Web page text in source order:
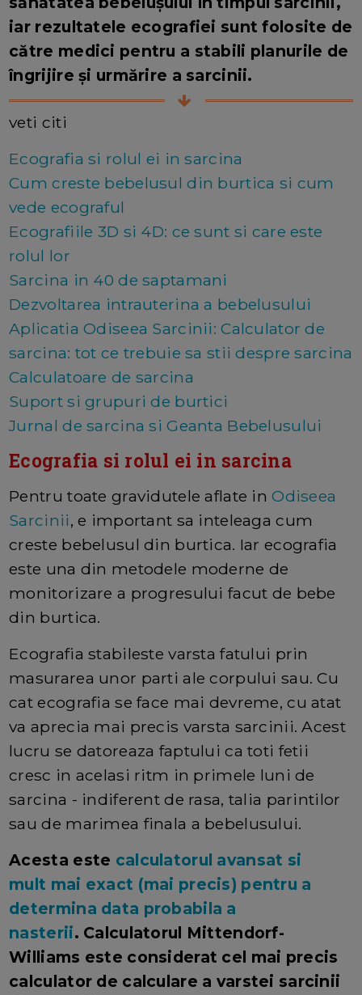
iar rezultatele ecografiei sunt folosite de
către medici pentru a stabili planurile de
îngrijire și urmărire a sarcinii.
veti citi
Ecografia si rolul ei in sarcina
Cum creste bebelusul din burtica si cum
vede ecograful
Ecografiile 3D si 4D: ce sunt si care este
rolul lor
Sarcina in 40 de saptamani
Dezvoltarea intrauterina a bebelusului
Aplicatia Odiseea Sarcinii: Calculator de
sarcina: tot ce trebuie sa stii despre sarcina
Calculatoare de sarcina
Suport si grupuri de burtici
Jurnal de sarcina si Geanta Bebelusului
Ecografia si rolul ei in sarcina
Pentru toate gravidutele aflate inOdiseea
Sarcinii, e important sa inteleaga cum
creste bebelusul din burtica. Iar ecografia
este una din metodele moderne de
monitorizare a progresului facut de bebe
din burtica.
Ecografia stabileste varsta fatului prin
masurarea unor parti ale corpului sau. Cu
cat ecografia se face mai devreme, cu atat
va aprecia mai precis varsta sarcinii. Acest
lucru se datoreaza faptului ca toti fetii
cresc in acelasi ritm in primele luni de
sarcina - indiferent de rasa, talia parintilor
sau de marimea finala a bebelusului.
Acesta este calculatorul avansat si
mult mai exact (mai precis) pentru a
determina data probabila a
nasterii. Calculatorul Mittendorf-
Williams este considerat cel mai precis
calculator de calculare a varstei sarcinii